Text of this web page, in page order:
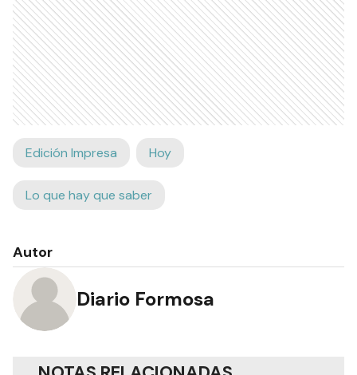
Edición Impresa Hoy
Lo que hay que saber
Autor
Diario Formosa